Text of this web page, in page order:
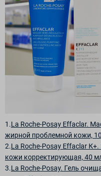
1.La Roche-Posay Effaclar.
жирной проблемной кожи,
2.La Roche-Posay Effaclar
кожи корректирующая, 40
3.La Roche-Posay. Гель